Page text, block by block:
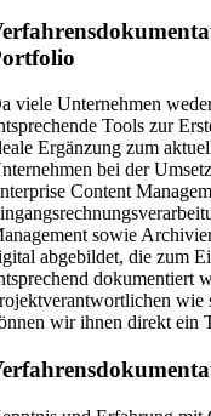
viele Unternehmen
Tools zur
Ergänzung zum
bei der
Content
sowie
abgebildet, die zum
dokumentiert
wie
wir ihnen direkt ein